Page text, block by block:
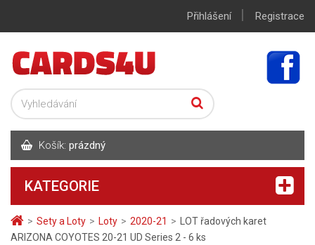
> Sety a Loty > Loty > 2020-21 >
LOT řadových karet
ARIZONA COYOTES 20-21 UD Series 2 - 6 ks
Přihlášení | Registrace
Košík: prázdný
KATEGORIE